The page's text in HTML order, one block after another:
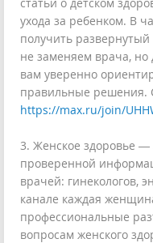
ухода за ребенком. В
получить
не заменяем врача, но
вам уверенно
правильные решения.
https://max.ru/join/
3. Женское здоровье —
проверенной
врачей: гинекологов,
канале каждая
профессиональные
вопросам женского